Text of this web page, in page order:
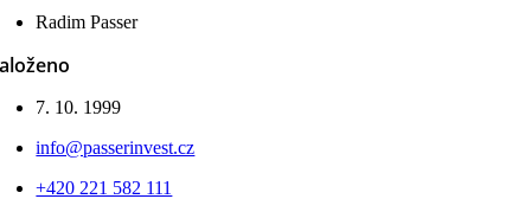
Radim Passer
7. 10. 1999
info@passerinvest.cz
+420 221 582 111